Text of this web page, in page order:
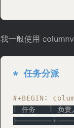
我一般使用
* 任务分派
#+BEGIN:
| 任务   | 负
|--------